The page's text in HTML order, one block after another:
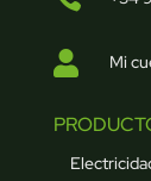
 Mi